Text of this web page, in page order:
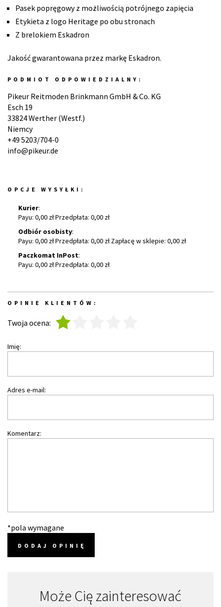
Pasek popręgowy z możliwością potrójnego zapięcia
Etykieta z logo Heritage po obu stronach
Z brelokiem Eskadron
Jakość gwarantowana przez markę Eskadron.
PODMIOT ODPOWIEDZIALNY:
Pikeur Reitmoden Brinkmann GmbH & Co. KG
Esch 19
33824 Werther (Westf.)
Niemcy
+49 5203/704-0
info@pikeur.de
OPCJE WYSYŁKI:
Kurier:
Payu: 0,00 zł Przedpłata: 0,00 zł
Odbiór osobisty:
Payu: 0,00 zł Przedpłata: 0,00 zł Zapłacę w sklepie: 0,00 zł
Paczkomat InPost:
Payu: 0,00 zł Przedpłata: 0,00 zł
OPINIE KLIENTÓW:
Twoja ocena:
Imię:
Adres e-mail:
Komentarz:
*pola wymagane
DODAJ OPINIĘ
Może Cię zainteresować